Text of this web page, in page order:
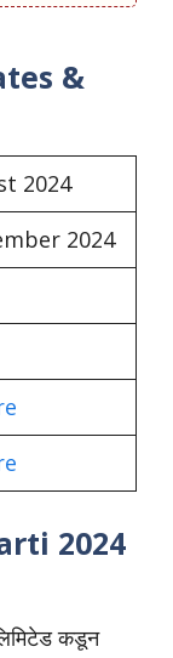
&
2024
2024
2024
कडून